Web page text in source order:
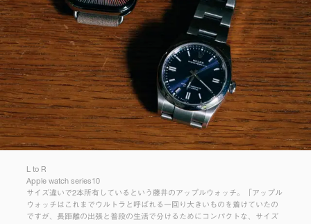
L to R
Apple watch series10
サイズ違いで2本所有しているという藤井のアップルウォッチ。「アップル
ウォッチはこれまでウルトラと呼ばれる一回り大きいものを着けていたの
ですが、長距離の出張と普段の生活で分けるためにコンパクトな、サイズ